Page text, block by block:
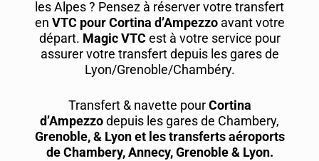
les Alpes ? Pensez à réserver votre transfert
en VTC pour Cortina d’Ampezzoavant votre
départ. Magic VTCest à votre service pour
assurer votre transfert depuis les gares de
Lyon/Grenoble/Chambéry.
Transfert & navette pourCortina
d’Ampezzodepuis les gares de Chambery,
Grenoble, & Lyon et les transferts aéroports
de Chambery, Annecy, Grenoble & Lyon.